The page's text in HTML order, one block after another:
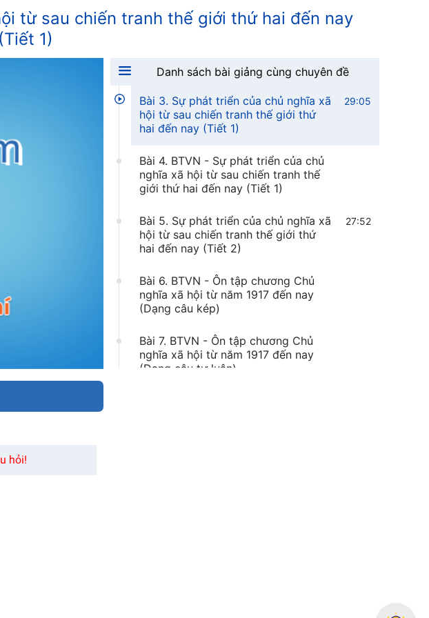
từ sau chiến tranh thế giới thứ hai đến nay
(Tiết 1)
hỏi!
Danh sách bài giảng cùng chuyên đề
hoà xã hội chủ nghĩa Xô Viết
Viết
Bài 3. Sự phát triển của chủ nghĩa xã
hội từ sau chiến tranh thế giới thứ
hai đến nay (Tiết 1)
29:05
Bài 4. BTVN - Sự phát triển của chủ
nghĩa xã hội từ sau chiến tranh thế
giới thứ hai đến nay (Tiết 1)
Bài 5. Sự phát triển của chủ nghĩa xã
hội từ sau chiến tranh thế giới thứ
hai đến nay (Tiết 2)
27:52
Bài 6. BTVN - Ôn tập chương Chủ
nghĩa xã hội từ năm 1917 đến nay
(Dạng câu kép)
Bài 7. BTVN - Ôn tập chương Chủ
nghĩa xã hội từ năm 1917 đến nay
(Dạng câu tự luận)